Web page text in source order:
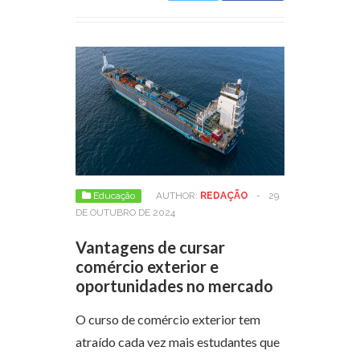
Educação AUTHOR: REDAÇÃO -
29
DE OUTUBRO DE 2024
Vantagens de cursar
comércio exterior e
oportunidades no mercado
O curso de comércio exterior tem
atraído cada vez mais estudantes que